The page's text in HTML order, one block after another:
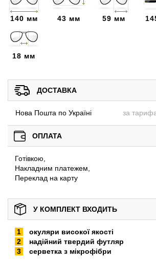
140 мм 43 мм 59 мм
18 мм
ДОСТАВКА
Нова Пошта по Україні за
ОПЛАТА
Готівкою,
Накладним платежем,
Переклад на карту
У КОМПЛЕКТ ВХОДИТЬ
окуляри високої якості
надійний твердий футляр
серветка з мікрофібри